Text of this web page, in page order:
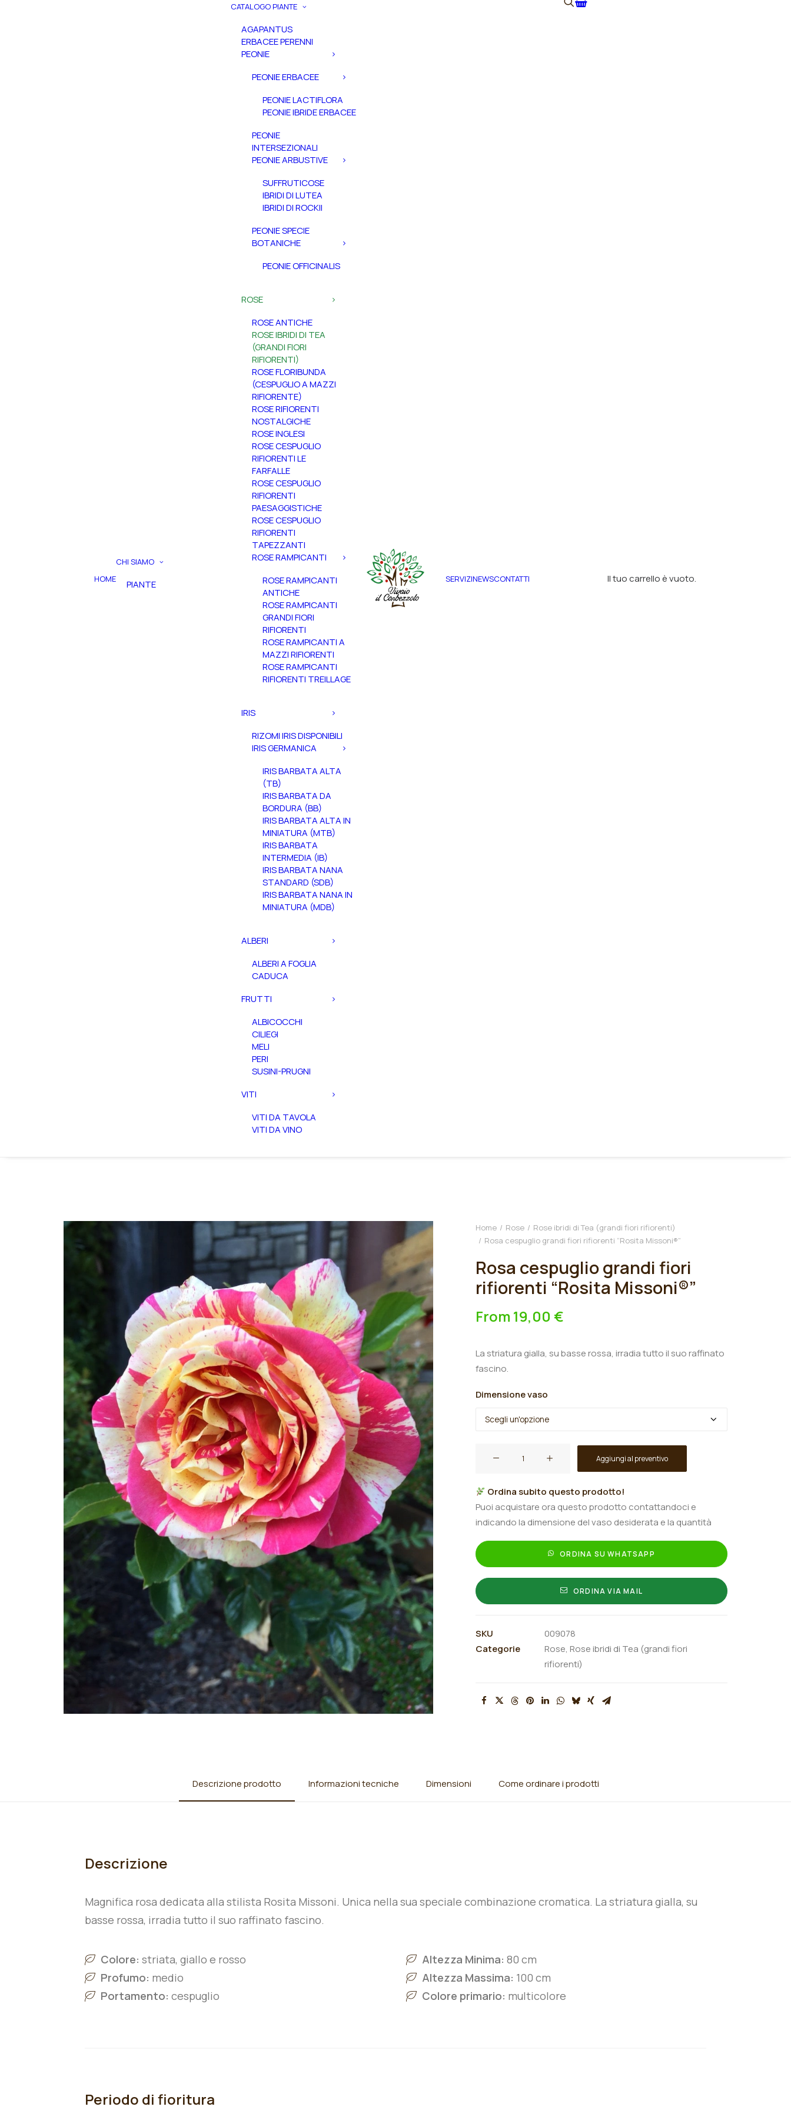
HOME
CHI SIAMO
PIANTE
CATALOGO PIANTE
AGAPANTUS
ERBACEE PERENNI
PEONIE
PEONIE ERBACEE
PEONIE LACTIFLORA
PEONIE IBRIDE ERBACEE
PEONIE
INTERSEZIONALI
PEONIE ARBUSTIVE
SUFFRUTICOSE
IBRIDI DI LUTEA
IBRIDI DI ROCKII
PEONIE SPECIE
BOTANICHE
PEONIE OFFICINALIS
ROSE
ROSE ANTICHE
ROSE IBRIDI DI TEA
(GRANDI FIORI
RIFIORENTI)
ROSE FLORIBUNDA
(CESPUGLIO A MAZZI
RIFIORENTE)
ROSE RIFIORENTI
NOSTALGICHE
ROSE INGLESI
ROSE CESPUGLIO
RIFIORENTI LE
FARFALLE
ROSE CESPUGLIO
RIFIORENTI
PAESAGGISTICHE
ROSE CESPUGLIO
RIFIORENTI
TAPEZZANTI
ROSE RAMPICANTI
ROSE RAMPICANTI
ANTICHE
ROSE RAMPICANTI
GRANDI FIORI
RIFIORENTI
ROSE RAMPICANTI A
MAZZI RIFIORENTI
ROSE RAMPICANTI
RIFIORENTI TREILLAGE
IRIS
RIZOMI IRIS DISPONIBILI
IRIS GERMANICA
IRIS BARBATA ALTA
(TB)
IRIS BARBATA DA
BORDURA (BB)
IRIS BARBATA ALTA IN
MINIATURA (MTB)
IRIS BARBATA
INTERMEDIA (IB)
IRIS BARBATA NANA
STANDARD (SDB)
IRIS BARBATA NANA IN
MINIATURA (MDB)
ALBERI
ALBERI A FOGLIA
CADUCA
FRUTTI
ALBICOCCHI
CILIEGI
MELI
PERI
SUSINI-PRUGNI
VITI
VITI DA TAVOLA
VITI DA VINO
SERVIZINEWSCONTATTI Il tuo carrello è vuoto.
Home Rose
Rose ibridi di Tea (grandi fiori rifiorenti)
Rosa cespuglio grandi fiori rifiorenti “Rosita Missoni®”
Rosa cespuglio grandi fiori
rifiorenti “Rosita Missoni®”
From 19,00 €
La striatura gialla, su basse rossa, irradia tutto il suo raffinato
fascino.
Dimensione vaso
fiori
rifiorenti
"Rosita
Missoni®"
quantità
Aggiungi al preventivo
Ordina subito questo prodotto!
Puoi acquistare ora questo prodotto contattandoci e
indicando la dimensione del vaso desiderata e la quantità
ORDINA SU WHATSAPP
ORDINA VIA MAIL
SKU
009078
Categorie
Rose, Rose ibridi di Tea (grandi fiori
rifiorenti)
Descrizione prodotto Informazioni tecniche Dimensioni Come ordinare i prodotti
Descrizione
Magnifica rosa dedicata alla stilista Rosita Missoni. Unica nella sua speciale combinazione cromatica. La striatura gialla, su
basse rossa, irradia tutto il suo raffinato fascino.
Colore: striata, giallo e rosso
Profumo: medio
Portamento: cespuglio
Altezza Minima: 80 cm
Altezza Massima: 100 cm
Colore primario: multicolore
Periodo di fioritura